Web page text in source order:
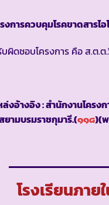
งการควบคุมโรคขาดสารไ
ผิดชอบโครงการ คือ ส.ต.
งอ้างอิง : สำนักงานโครง
ยามบรมราชกุมารี.(๑๑๘)(
โรงเรียนภาย